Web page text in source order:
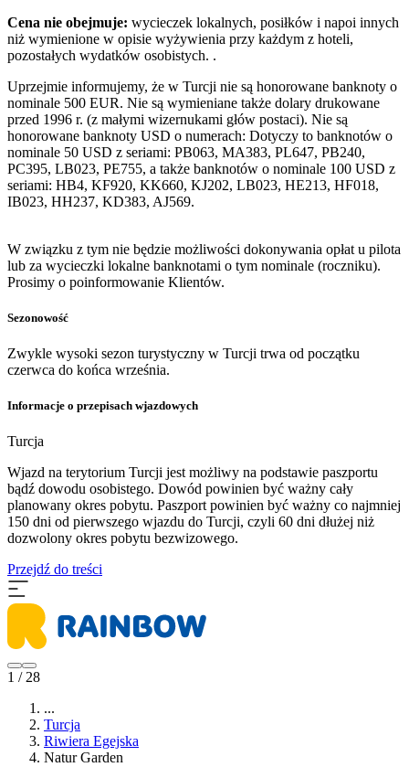
Cena nie obejmuje: wycieczek lokalnych, posiłków i napoi innych
niż wymienione w opisie wyżywienia przy każdym z hoteli,
pozostałych wydatków osobistych. .
Uprzejmie informujemy, że w Turcji nie są honorowane banknoty o
nominale 500 EUR. Nie są wymieniane także dolary drukowane
przed 1996 r. (z małymi wizernukami głów postaci). Nie są
honorowane banknoty USD o numerach: Dotyczy to banknotów o
nominale 50 USD z seriami: PB063, MA383, PL647, PB240,
PC395, LB023, PE755, a także banknotów o nominale 100 USD z
seriami: HB4, KF920, KK660, KJ202, LB023, HE213, HF018,
IB023, HH237, KD383, AJ569.
W związku z tym nie będzie możliwości dokonywania opłat u pilota
lub za wycieczki lokalne banknotami o tym nominale (roczniku).
Prosimy o poinformowanie Klientów.
Sezonowość
Zwykle wysoki sezon turystyczny w Turcji trwa od początku
czerwca do końca września.
Informacje o przepisach wjazdowych
Turcja
Wjazd na terytorium Turcji jest możliwy na podstawie paszportu
bądź dowodu osobistego. Dowód powinien być ważny cały
planowany okres pobytu. Paszport powinien być ważny co najmniej
150 dni od pierwszego wjazdu do Turcji, czyli 60 dni dłużej niż
dozwolony okres pobytu bezwizowego.
Przejdź do treści
1 / 28
...
Turcja
Riwiera Egejska
Natur Garden